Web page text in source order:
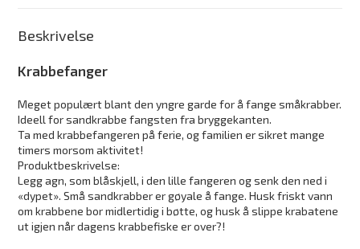
Beskrivelse
Krabbefanger
Meget populært blant den yngre garde for å fange småkrabber.
Ideell for sandkrabbe fangsten fra bryggekanten.
Ta med krabbefangeren på ferie, og familien er sikret mange
timers morsom aktivitet!
Produktbeskrivelse:
Legg agn, som blåskjell, i den lille fangeren og senk den ned i
«dypet». Små sandkrabber er gøyale å fange. Husk friskt vann
om krabbene bor midlertidig i bøtte, og husk å slippe krabatene
ut igjen når dagens krabbefiske er over?!